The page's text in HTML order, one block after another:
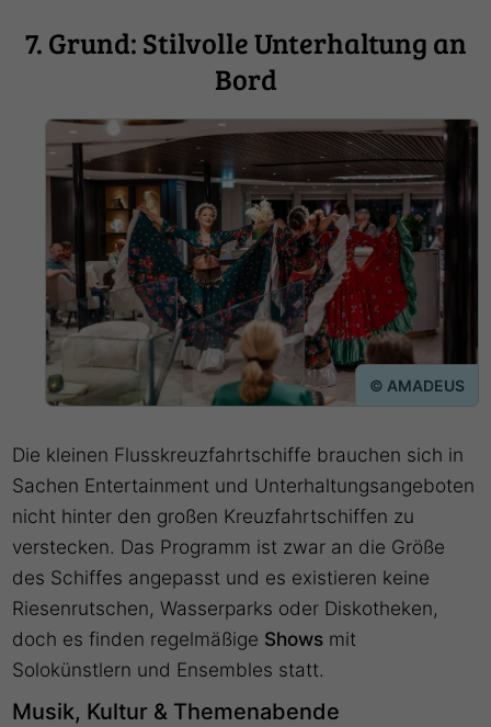
7. Grund: Stilvolle Unterhaltung an
Bord
© AMADEUS
Die kleinen Flusskreuzfahrtschiffe brauchen sich in
Sachen Entertainment und Unterhaltungsangeboten
nicht hinter den großen Kreuzfahrtschiffen zu
verstecken. Das Programm ist zwar an die Größe
des Schiffes angepasst und es existieren keine
Riesenrutschen, Wasserparks oder Diskotheken,
doch es finden regelmäßige Shows mit
Solokünstlern und Ensembles statt.
Musik, Kultur & Themenabende